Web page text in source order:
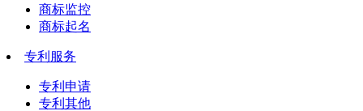
商标监控
商标起名
专利服务
专利申请
专利其他